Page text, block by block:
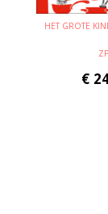
HET GROTE
€